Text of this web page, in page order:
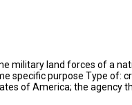
military land forces of a
specific purpose Type of:
of America; the agency